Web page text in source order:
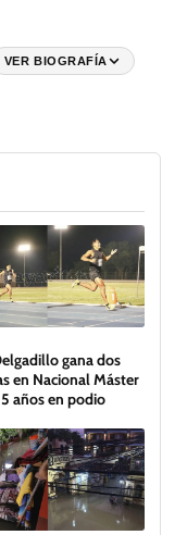
VER BIOGRAFÍA
gana dos
en Nacional Máster
años en podio